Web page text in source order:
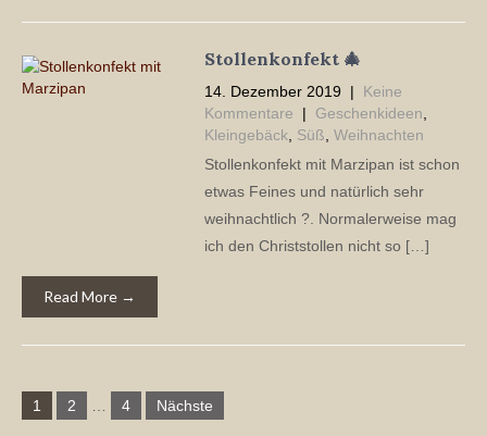
Stollenkonfekt 🎄
14. Dezember 2019 | Keine
Kommentare
| Geschenkideen
Kleingebäck, Süß Weihnachten
Stollenkonfekt mit Marzipan ist schon
etwas Feines und natürlich sehr
weihnachtlich ?. Normalerweise mag
ich den Christstollen nicht so […]
Read More →
Seitennummerierung
der
1 2 4 Nächste